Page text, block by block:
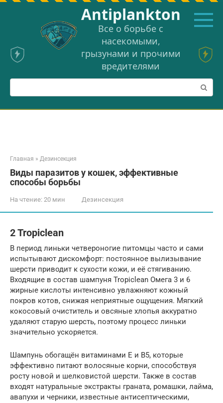
Перейти
Аntiplankton
Все о борьбе с
насекомыми,
грызунами и прочими
вредителями
Поиск:
Главная » Дезинсекция
Виды паразитов у кошек, эффективные
способы борьбы
На чтение: 20 мин Дезинсекция
2 Tropiclean
В период линьки четвероногие питомцы часто и сами
испытывают дискомфорт: постоянное вылизывание
шерсти приводит к сухости кожи, и её стягиванию.
Входящие в состав шампуня Tropiclean Омега 3 и 6
жирные кислоты интенсивно увлажняют кожный
покров котов, снижая неприятные ощущения. Мягкий
кокосовый очиститель и овсяные хлопья аккуратно
удаляют старую шерсть, поэтому процесс линьки
значительно ускоряется.
Шампунь обогащён витаминами Е и В5, которые
эффективно питают волосяные корни, способствуя
росту новой и шелковистой шерсти. Также в состав
входят натуральные экстракты граната, ромашки, лайма,
авапухи и черники, известные антисептическими,